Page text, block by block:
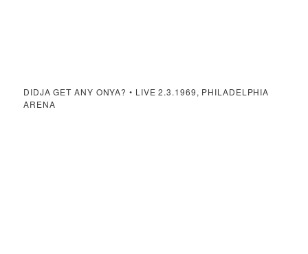
DIDJA GET ANY ONYA? • LIVE 2.3.1969, PHILADELPHIA
ARENA